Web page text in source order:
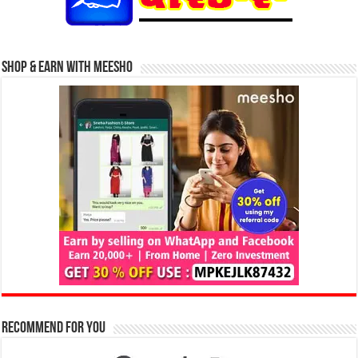
Shop & Earn with Meesho
Recommend for You